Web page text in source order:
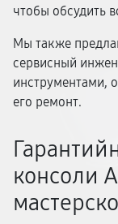
чтобы обсудить
Мы также
сервисный
инструментами,
его ремонт.
консоли